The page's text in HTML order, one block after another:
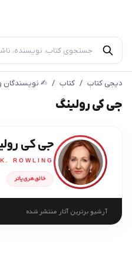
دیجی کتاب / کتاب / ✍︎ نویسندگان
جی کی رولینگ
جی کی
ROWLING
خالق هری پاتر
آرشیو برترین آثار منتشر شده